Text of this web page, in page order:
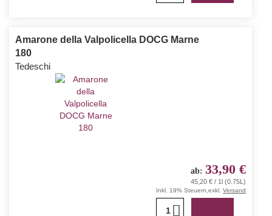
Amarone della Valpolicella DOCG Marne
180
Tedeschi
ab 33,90 €
45,20 € / 1l (0.75L)
Inkl. 19% Steuern exkl. Versand
1